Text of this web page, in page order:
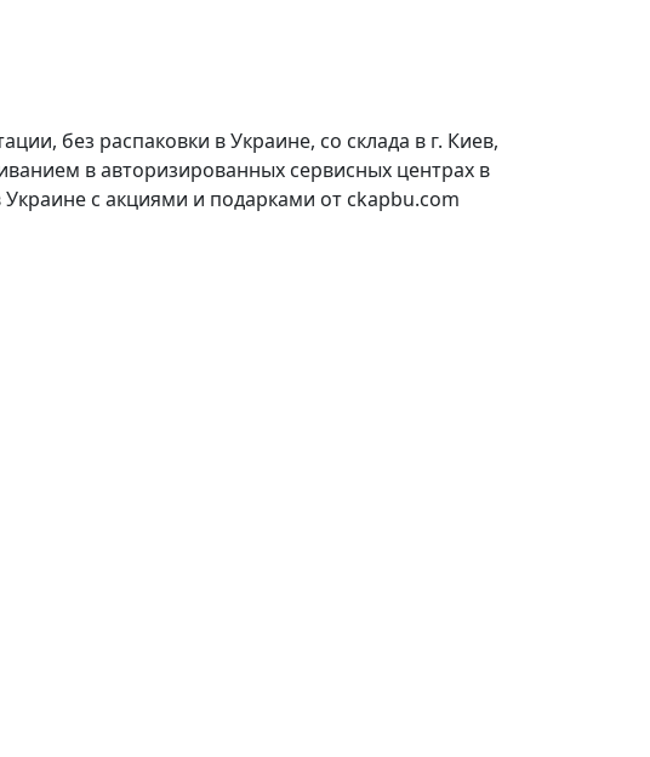
без распаковки в Украине, со склада в г. Киев,
в авторизированных сервисных центрах в
с акциями и подарками от ckapbu.com